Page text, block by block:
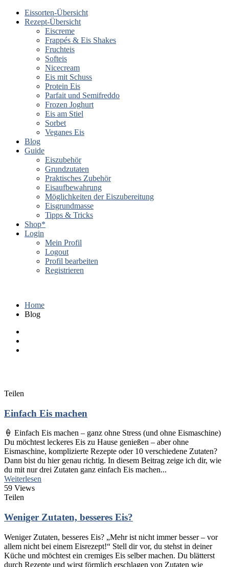
Eissorten-Übersicht
Rezept-Übersicht
Eiscreme
Frappés & Eis Shakes
Fruchteis
Softeis
Nicecream
Eis mit Schuss
Protein Eis
Parfait und Semifreddo
Frozen Joghurt
Eis am Stiel
Sorbet
Veganes Eis
Blog
Guide
Eiszubehör
Grundzutaten
Praktisches Zubehör
Eisaufbewahrung
Möglichkeiten der Eiszubereitung
Eisgrundmasse
Tipps & Tricks
Shop*
Login
Mein Profil
Logout
Profil bearbeiten
Registrieren
Home
Blog
Teilen
Einfach Eis machen
🍦 Einfach Eis machen – ganz ohne Stress (und ohne Eismaschine)
Du möchtest leckeres Eis zu Hause genießen – aber ohne
Eismaschine, komplizierte Rezepte oder 10 verschiedene Zutaten?
Dann bist du hier genau richtig. In diesem Beitrag zeige ich dir, wie
du mit nur drei Zutaten ganz einfach Eis machen...
Weiterlesen
59 Views
Teilen
Weniger Zutaten, besseres Eis?
Weniger Zutaten, besseres Eis? „Mehr ist nicht immer besser – vor
allem nicht bei einem Eisrezept!“ Stell dir vor, du stehst in deiner
Küche und möchtest ein cremiges Eis selber machen. Du blätterst
durch Rezepte und wirst förmlich erschlagen von Zutaten wie